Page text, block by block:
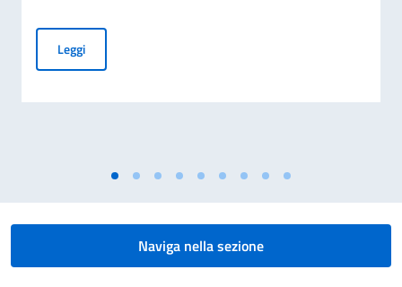
LeggiNuovo regime sulla superstrada H4
Naviga nella sezione